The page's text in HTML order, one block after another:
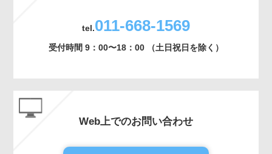
tel.011-668-1569
受付時間 9：00〜18：00 （土日祝日を除く）
Web上でのお問い合わせ